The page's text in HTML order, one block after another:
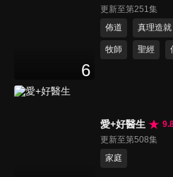
6
更新至第251集
佈道
真理造就
牧師 聖經
愛+好醫生
更新至第508集
家庭